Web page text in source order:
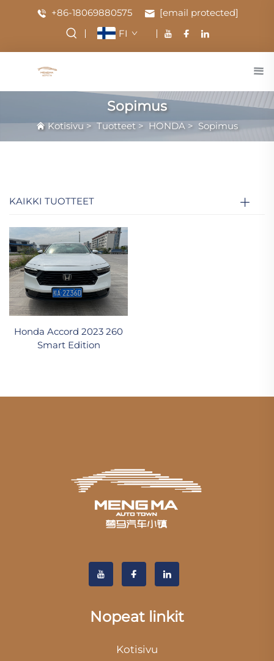
+86-18069880575
[email protected]
FI
Sopimus
Kotisivu > Tuotteet > HONDA > Sopimus
KAIKKI TUOTTEET
Honda Accord 2023 260
Smart Edition
Nopeat linkit
Kotisivu